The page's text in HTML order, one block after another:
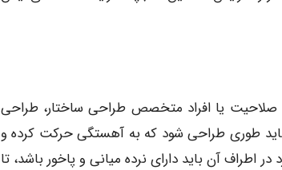
صلاحیت یا افراد متخصص طراحی ساختار، طراحی
5 باشد. سیستم معلق سازی باید طوری طراحی شود که به آهستگی حرکت کرده و
اطراف آن باید دارای نرده میانی و پاخور باشد، تا